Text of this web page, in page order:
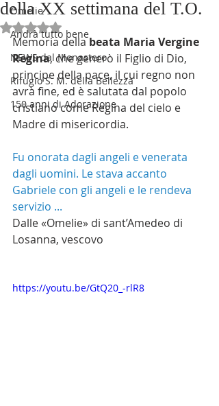
Omelie
Andrà tutto bene
NEWS dal Monastero
Rifugio S. M. della Bellezza
150 anni di Adorazione
della XX settimana del T.O.
Valutazione NaN stelle su 5.
Memoria della beata Maria Vergine
Regina, che generò il Figlio di Dio,
principe della pace, il cui regno non
avrà fine, ed è salutata dal popolo
cristiano come Regina del cielo e
Madre di misericordia.
Fu onorata dagli angeli e venerata
dagli uomini. Le stava accanto
Gabriele con gli angeli e le rendeva
servizio ...
Dalle «Omelie» di sant’Amedeo di
Losanna, vescovo
https://youtu.be/GtQ20_-rlR8